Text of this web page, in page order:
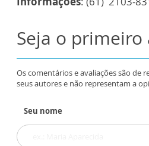
Seja o
Os comentários e avaliações são de
seus autores e não representam a
Seu nome